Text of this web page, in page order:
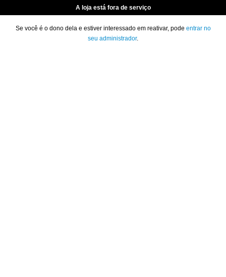
A loja está fora de serviço
Se você é o dono dela e estiver interessado em reativar, pode entrar no
seu administrador.